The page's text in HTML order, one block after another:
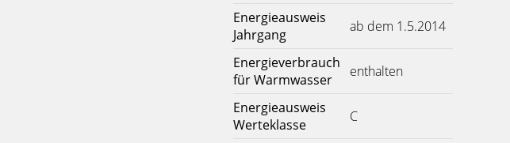
Energieausweis
Jahrgang
ab dem 1.5.2014
Energieverbrauch
für Warmwasser
enthalten
Energieausweis
Werteklasse
C